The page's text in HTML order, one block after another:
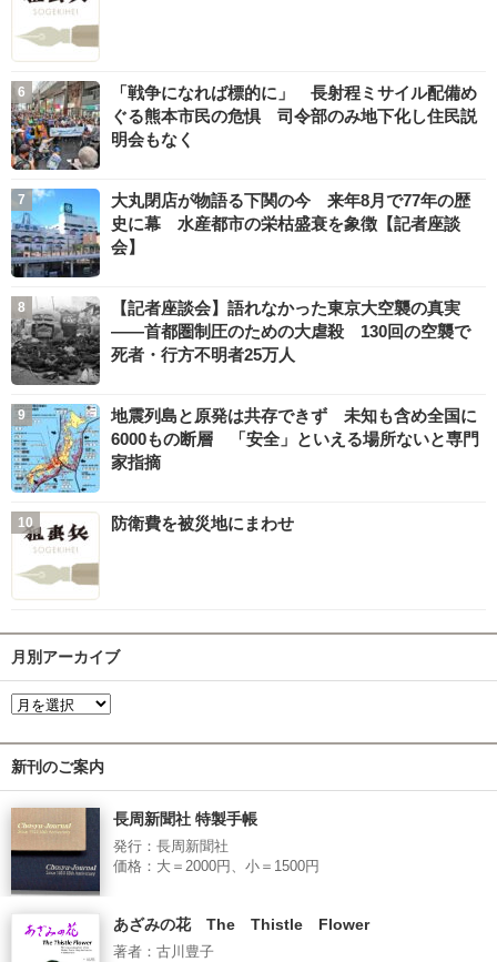
「戦争になれば標的に」 長射程ミサイル配備め
ぐる熊本市民の危惧 司令部のみ地下化し住民説
明会もなく
大丸閉店が物語る下関の今 来年8月で77年の歴
史に幕 水産都市の栄枯盛衰を象徴【記者座談
会】
【記者座談会】語れなかった東京大空襲の真実
――首都圏制圧のための大虐殺 130回の空襲で
死者・行方不明者25万人
地震列島と原発は共存できず 未知も含め全国に
6000もの断層 「安全」といえる場所ないと専門
家指摘
防衛費を被災地にまわせ
月別アーカイブ
新刊のご案内
長周新聞社 特製手帳
発行：長周新聞社
価格：大＝2000円、小＝1500円
あざみの花 The Thistle Flower
著者：古川豊子